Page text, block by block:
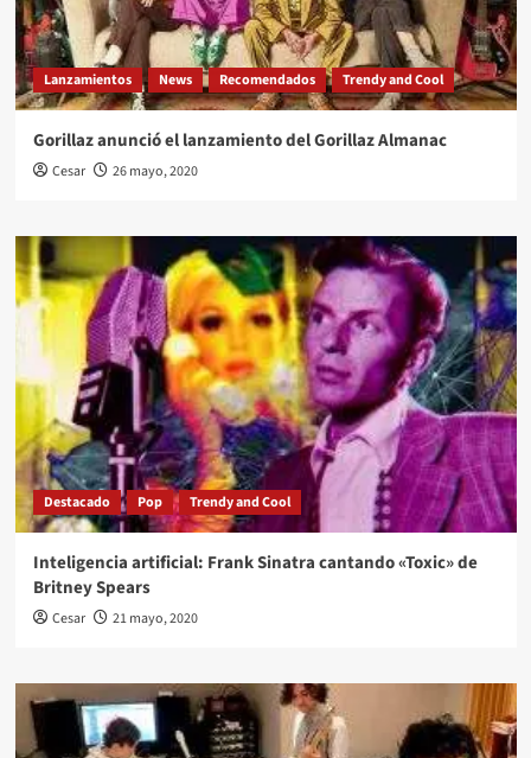
Lanzamientos News Recomendados Trendy and Cool
Gorillaz anunció el lanzamiento del Gorillaz Almanac
Cesar 26 mayo, 2020
Destacado Pop Trendy and Cool
Inteligencia artificial: Frank Sinatra cantando «Toxic» de
Britney Spears
Cesar 21 mayo, 2020